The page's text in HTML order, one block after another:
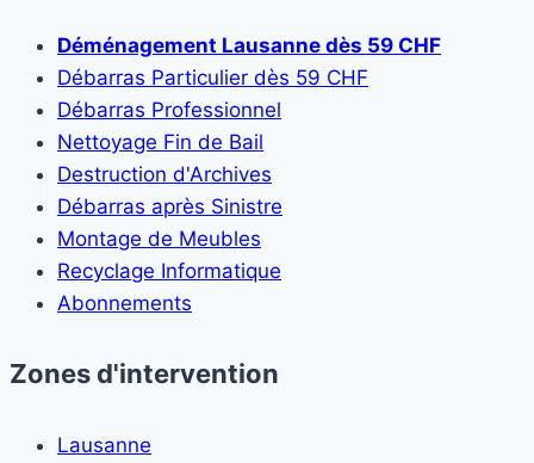
Déménagement Lausanne dès 59 CHF
Débarras Particulier dès 59 CHF
Débarras Professionnel
Nettoyage Fin de Bail
Destruction d'Archives
Débarras après Sinistre
Montage de Meubles
Recyclage Informatique
Abonnements
Zones d'intervention
Lausanne